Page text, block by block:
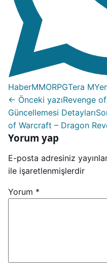
HaberMMORPGTera M
← Önceki yazıRevenge
Güncellemesi Detayları
of Warcraft – Dragon
Yorum yap
E-posta adresiniz
ile işaretlenmişlerdir
Yorum *